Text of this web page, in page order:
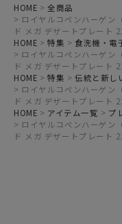
HOME
全商品
ロイヤルコペンハーゲン
ド メガ デザートプレート
HOME
特集
食洗機・電
ロイヤルコペンハーゲン
ド メガ デザートプレート
HOME
特集
伝統と新し
ロイヤルコペンハーゲン
ド メガ デザートプレート
HOME
アイテム一覧 プ
ロイヤルコペンハーゲン
ド メガ デザートプレート